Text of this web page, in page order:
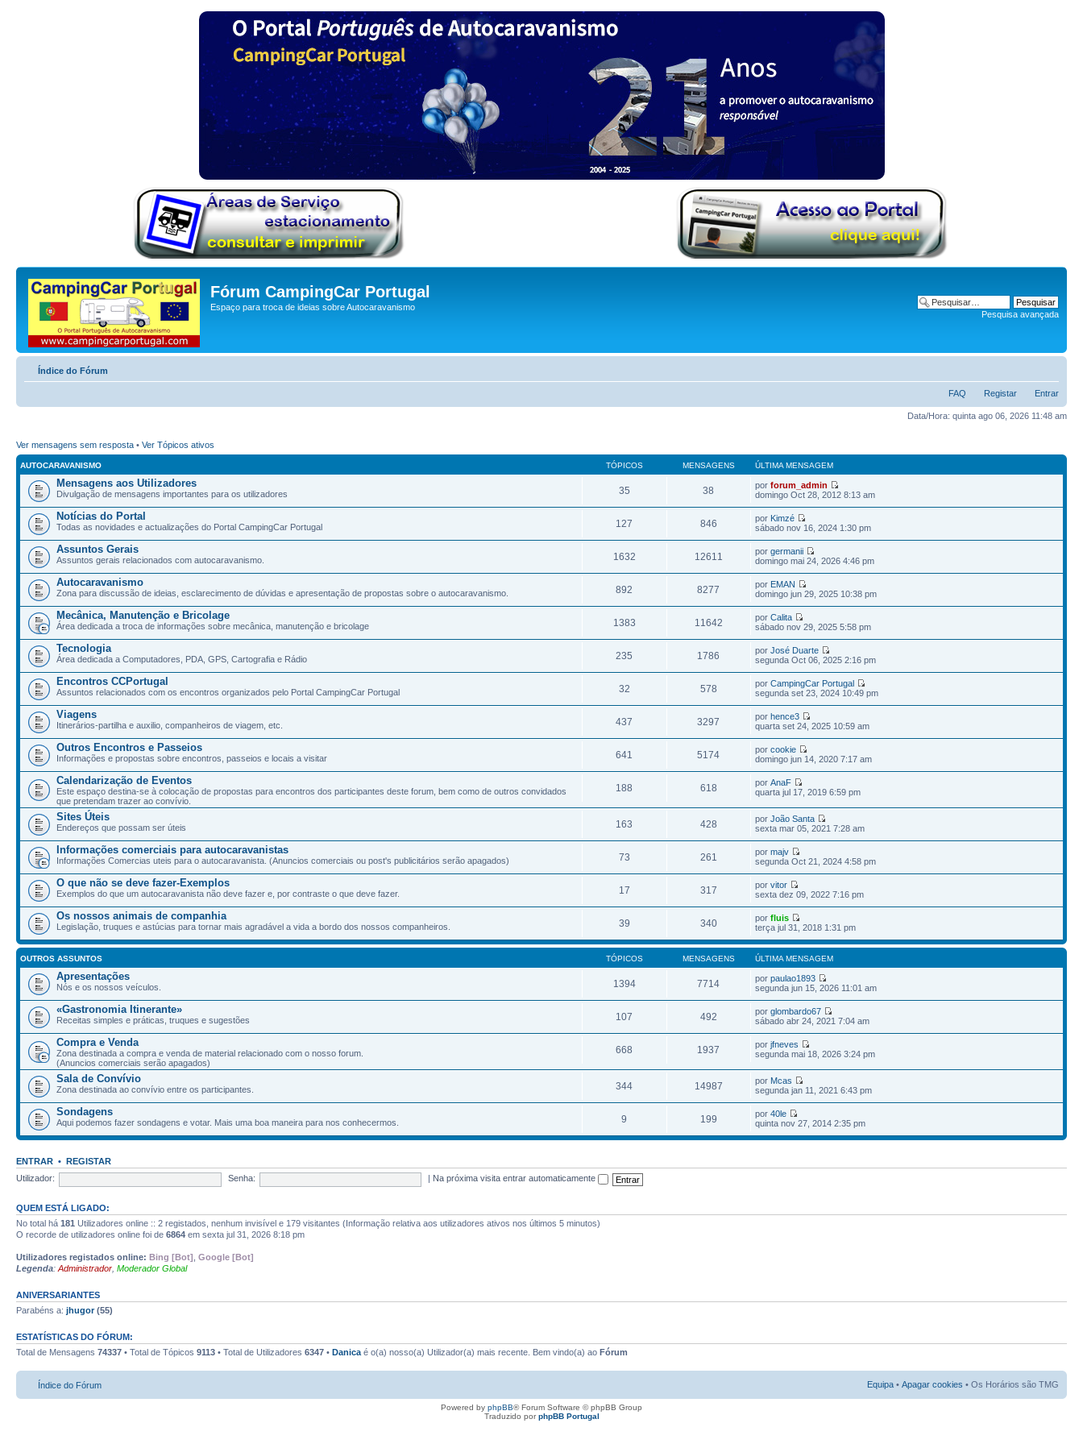
Fórum CampingCar Portugal
Espaço para troca de ideias sobre Autocaravanismo
Pesquisa avançada
Índice do Fórum
FAQ Registar Entrar
Data/Hora: quinta ago 06, 2026 11:48 am
Ver mensagens sem resposta • Ver Tópicos ativos
AUTOCARAVANISMO TÓPICOS MENSAGENS ÚLTIMA MENSAGEM
Mensagens aos Utilizadores
Divulgação de mensagens importantes para os utilizadores 35 38 porforum_admin
domingo Oct 28, 2012 8:13 am
Notícias do Portal
Todas as novidades e actualizações do Portal CampingCar Portugal 127 846 por Kimzé
sábado nov 16, 2024 1:30 pm
Assuntos Gerais
Assuntos gerais relacionados com autocaravanismo. 1632 12611 porgermanii
domingo mai 24, 2026 4:46 pm
Autocaravanismo
Zona para discussão de ideias, esclarecimento de dúvidas e apresentação de propostas sobre o autocaravanismo. 892 8277 por EMAN
domingo jun 29, 2025 10:38 pm
Mecânica, Manutenção e Bricolage
Área dedicada a troca de informações sobre mecânica, manutenção e bricolage 1383 11642 porCalita
sábado nov 29, 2025 5:58 pm
Tecnologia
Área dedicada a Computadores, PDA, GPS, Cartografia e Rádio 235 1786 porJosé Duarte
segunda Oct 06, 2025 2:16 pm
Encontros CCPortugal
Assuntos relacionados com os encontros organizados pelo Portal CampingCar Portugal 32 578 porCampingCar Portugal
segunda set 23, 2024 10:49 pm
Viagens
Itinerários-partilha e auxilio, companheiros de viagem, etc. 437 3297 porhence3
quarta set 24, 2025 10:59 am
Outros Encontros e Passeios
Informações e propostas sobre encontros, passeios e locais a visitar 641 5174 porcookie
domingo jun 14, 2020 7:17 am
Calendarização de Eventos
Este espaço destina-se à colocação de propostas para encontros dos participantes deste forum, bem como de outros convidados
que pretendam trazer ao convívio.
188 618 porAnaF
quarta jul 17, 2019 6:59 pm
Sites Úteis
Endereços que possam ser úteis 163 428 porJoão Santa
sexta mar 05, 2021 7:28 am
Informações comerciais para autocaravanistas
Informações Comercias uteis para o autocaravanista. (Anuncios comerciais ou post's publicitários serão apagados) 73 261 pormajv
segunda Oct 21, 2024 4:58 pm
O que não se deve fazer-Exemplos
Exemplos do que um autocaravanista não deve fazer e, por contraste o que deve fazer. 17 317 porvitor
sexta dez 09, 2022 7:16 pm
Os nossos animais de companhia
Legislação, truques e astúcias para tornar mais agradável a vida a bordo dos nossos companheiros. 39 340 porfluis
terça jul 31, 2018 1:31 pm
OUTROS ASSUNTOS TÓPICOS MENSAGENS ÚLTIMA MENSAGEM
Apresentações
Nós e os nossos veículos. 1394 7714 porpaulao1893
segunda jun 15, 2026 11:01 am
«Gastronomia Itinerante»
Receitas simples e práticas, truques e sugestões 107 492 porglombardo67
sábado abr 24, 2021 7:04 am
Compra e Venda
Zona destinada a compra e venda de material relacionado com o nosso forum.
(Anuncios comerciais serão apagados)
668 1937 porjfneves
segunda mai 18, 2026 3:24 pm
Sala de Convívio
Zona destinada ao convívio entre os participantes. 344 14987 por Mcas
segunda jan 11, 2021 6:43 pm
Sondagens
Aqui podemos fazer sondagens e votar. Mais uma boa maneira para nos conhecermos. 9 199 por40le
quinta nov 27, 2014 2:35 pm
ENTRAR • REGISTAR
Utilizador:
Senha: Na próxima visita entrar automaticamente
QUEM ESTÁ LIGADO:
No total há 181 Utilizadores online :: 2 registados, nenhum invisível e 179 visitantes (Informação relativa aos utilizadores ativos nos últimos 5 minutos)
O recorde de utilizadores online foi de 6864 em sexta jul 31, 2026 8:18 pm
Utilizadores registados online: Bing [Bot] Google [Bot]
Legenda: Administrador Moderador Global
ANIVERSARIANTES
Parabéns a: jhugor(55)
ESTATÍSTICAS DO FÓRUM:
Total de Mensagens 74337 • Total de Tópicos 9113 • Total de Utilizadores 6347 • Danica é o(a) nosso(a) Utilizador(a) mais recente. Bem vindo(a) ao Fórum
Índice do Fórum Equipa • Apagar cookies • Os Horários são TMG
Powered by phpBB® Forum Software © phpBB Group
Traduzido porphpBB Portugal